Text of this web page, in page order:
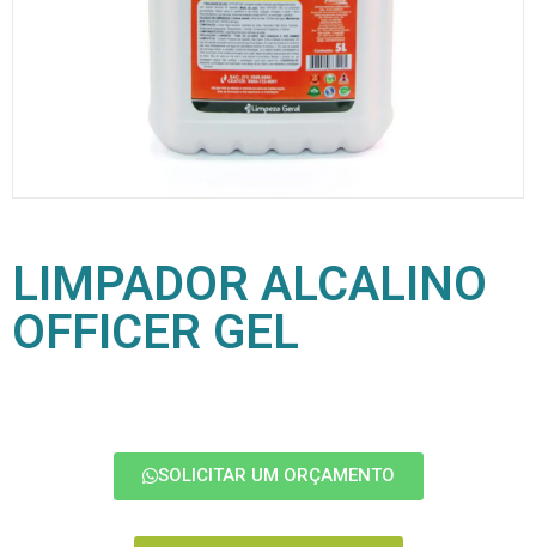
LIMPADOR ALCALINO
OFFICER GEL
SOLICITAR UM ORÇAMENTO